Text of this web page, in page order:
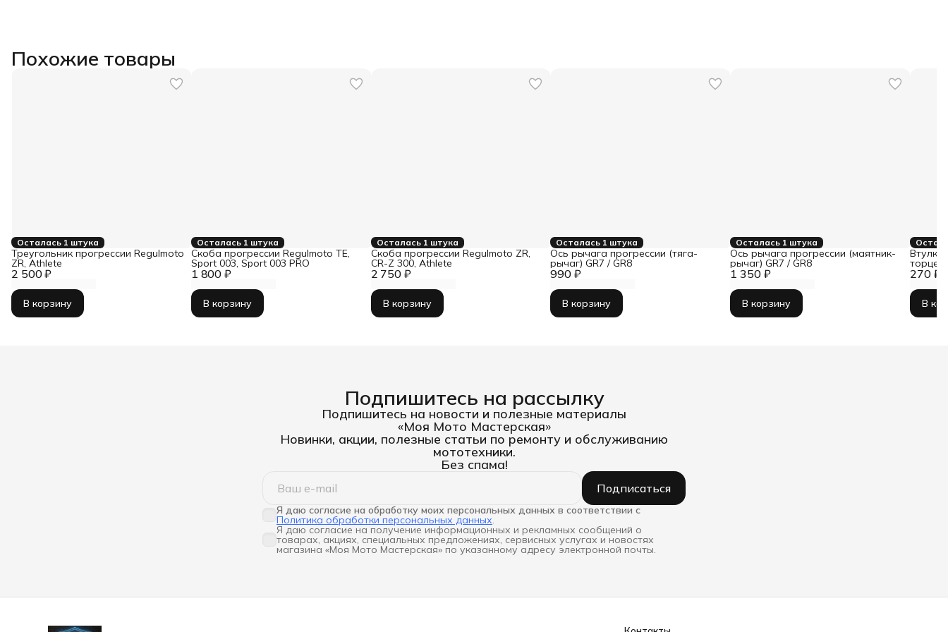
Похожие товары
Осталась 1 штука
2 500 ₽
Треугольник прогрессии Regulmoto
ZR, Athlete
В корзину
Осталась 1 штука
1 800 ₽
Скоба прогрессии Regulmoto TЕ,
Sport 003, Sport 003 PRO
В корзину
Осталась 1 штука
2 750 ₽
Скоба прогрессии Regulmoto ZR,
CR-Z 300, Athlete
В корзину
Осталась 1 штука
990 ₽
Ось рычага прогрессии (тяга-
рычаг) GR7 / GR8
В корзину
Осталась 1 штука
1 350 ₽
Ось рычага прогрессии (маятник-
рычаг) GR7 / GR8
В корзину
270 ₽
Втулка
8
В
Подпишитесь на рассылку
Подпишитесь на новости и полезные материалы
«Моя Мото Мастерская»
Новинки, акции, полезные статьи по ремонту и обслуживанию
мототехники.
Без спама!
Подписаться
Я даю согласие на обработку моих персональных данных в соответствии с
Политика обработки персональных данных.
Я даю согласие на получение информационных и рекламных сообщений о
товарах, акциях, специальных предложениях, сервисных услугах и новостях
магазина «Моя Мото Мастерская» по указанному адресу электронной почты.